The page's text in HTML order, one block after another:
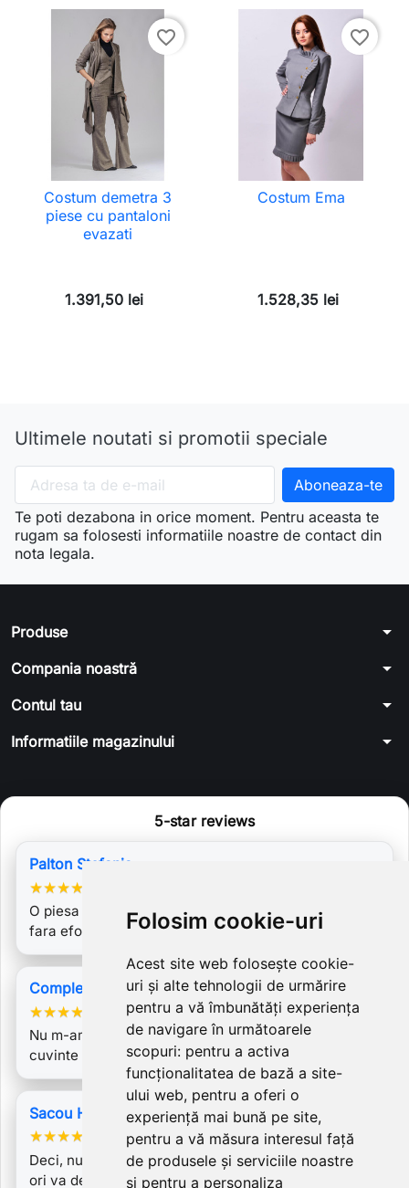
Folosim cookie-uri
Acest site web folosește cookie-
uri și alte tehnologii de urmărire
pentru a vă îmbunătăți experiența
de navigare în următoarele
scopuri: pentru a activa
funcționalitatea de bază a site-
ului web, pentru a oferi o
experiență mai bună pe site,
pentru a vă măsura interesul față
de produsele și serviciile noastre
și pentru a personaliza
favorite_border
Costum demetra 3
piese cu pantaloni
evazati
1.391,50 lei
favorite_border
Costum Ema
1.528,35 lei
Ultimele noutati si promotii speciale
Te poti dezabona in orice moment. Pentru aceasta te
rugam sa folosesti informatiile noastre de contact din
nota legala.
Produse arrow_drop_down
Compania noastră arrow_drop_down
Contul tau arrow_drop_down
Informatiile magazinului arrow_drop_down
5-star reviews
Palton Stefania
★★★★
O piesa exceptionala care te scoate din anonimat
fara eforturi suplimentare! I simply…
Compleu Catinca
★★★★
Nu m-am gandit niciodata ca as putea ramane fara
cuvinte la primirea unui produs si cu…
Sacou Harper
★★★★
Deci, nu stiu, ori va schimbati numele in Mrs. Perfect,
ori va denumiti atelierul Fabrica…